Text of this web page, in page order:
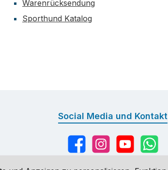
Warenrücksendung
Sporthund Katalog
Social Media und Kontakt
FacebookInstagramYouTube